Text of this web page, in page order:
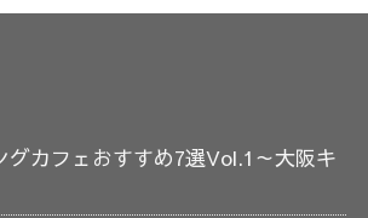
グカフェおすすめ7選Vol.1～大阪キ